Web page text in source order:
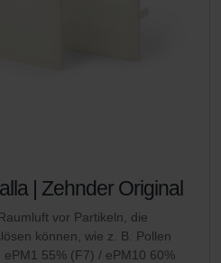
| Zehnder Original
vor Partikeln, die
können, wie z. B. Pollen
55% (F7) / ePM10 60%